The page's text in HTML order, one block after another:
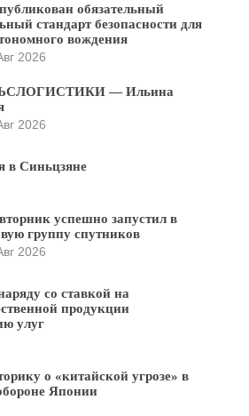
обязательный
стандарт безопасности для
вождения
2026
— Ильина
2026
в Синьцзяне
успешно запустил в
группу спутников
2026
со ставкой на
продукции
улуг
о «китайской угрозе» в
Японии